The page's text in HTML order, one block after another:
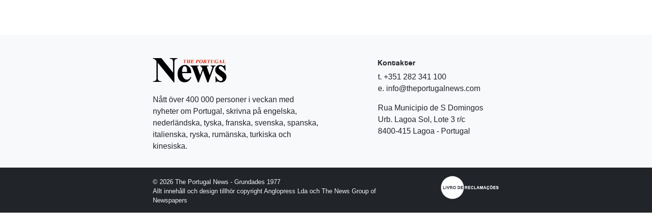
Nått över 400 000 personer i veckan med
nyheter om Portugal, skrivna på engelska,
nederländska, tyska, franska, svenska, spanska,
italienska, ryska, rumänska, turkiska och
kinesiska.
Kontakter
t. +351 282 341 100
e. info@theportugalnews.com
Rua Municipio de S Domingos
Urb. Lagoa Sol, Lote 3 r/c
8400-415 Lagoa - Portugal
© 2026 The Portugal News - Grundades 1977
Allt innehåll och design tillhör copyright Anglopress Lda och The News Group of
Newspapers